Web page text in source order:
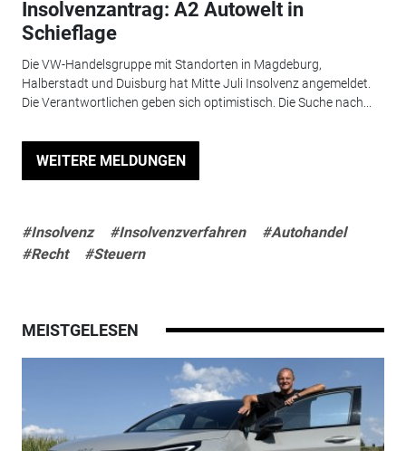
Insolvenzantrag: A2 Autowelt in
Schieflage
Die VW-Handelsgruppe mit Standorten in Magdeburg,
Halberstadt und Duisburg hat Mitte Juli Insolvenz angemeldet.
Die Verantwortlichen geben sich optimistisch. Die Suche nach...
WEITERE MELDUNGEN
#Insolvenz #Insolvenzverfahren
#Autohandel
#Recht
#Steuern
MEISTGELESEN